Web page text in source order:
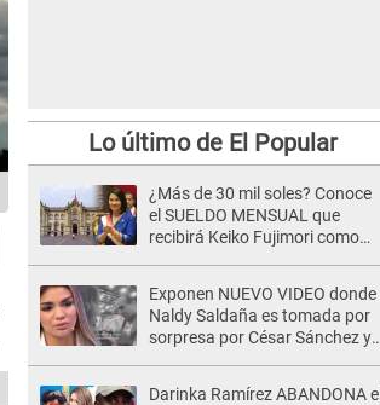
Lo último de El Popular
¿Más de 30 mil soles? Conoce
el SUELDO MENSUAL que
recibirá Keiko Fujimori como
Exponen NUEVO VIDEO donde
Naldy Saldaña es tomada por
sorpresa por César Sánchez y
Darinka Ramírez ABANDONA el